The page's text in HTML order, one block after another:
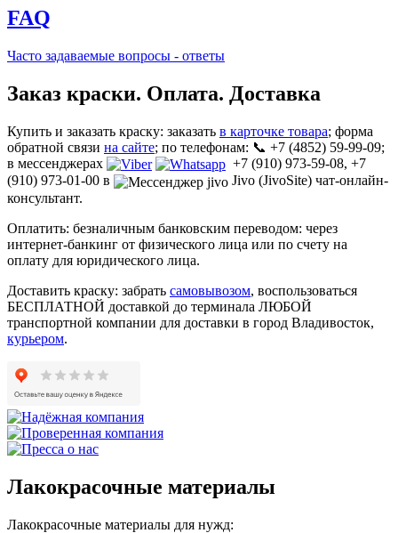
FAQ
Часто задаваемые вопросы - ответы
Заказ краски. Оплата. Доставка
Купить и заказать краску: заказать в карточке товара; форма
обратной связи на сайте; по телефонам: 📞 +7 (4852) 59-99-09;
в мессенджерах
+7 (910) 973-59-08, +7
(910) 973-01-00 в
Jivo (JivoSite) чат-онлайн-
консультант.
Оплатить: безналичным банковским переводом: через
интернет-банкинг от физического лица или по счету на
оплату для юридического лица.
Доставить краску: забрать самовывозом, воспользоваться
БЕСПЛАТНОЙ доставкой до терминала ЛЮБОЙ
транспортной компании для доставки в город Владивосток,
курьером.
Лакокрасочные материалы
Лакокрасочные материалы для нужд: